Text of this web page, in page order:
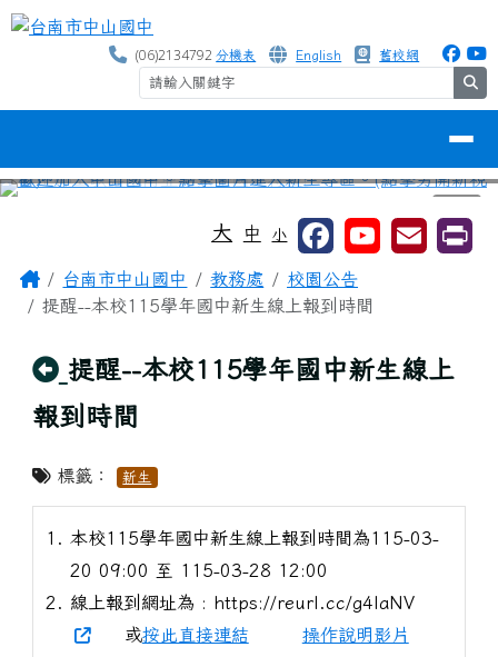
跳至主內容區
台南市中山國中
(06)2134792分機表 English 舊校網
⏸
大 中 小
主內容區域
Home台南市中山國中 教務處
校園公告
提醒--本校115學年國中新生線上報到時間
回上頁
提醒--本校115學年國中新生線上
報到時間
標籤： 新生
本校115學年國中新生線上報到時間為115-03-
20 09:00 至 115-03-28 12:00
線上報到網址為 : https://reurl.cc/g4laNV
或按此直接連結
操作說明影片
頁尾區域